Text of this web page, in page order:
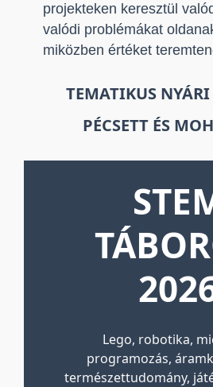
projekteken keresztül
valódi problémákat
miközben értéket
TEMATIKUS
PÉCSETT ÉS
Lego, robotika,
programozás,
természettudomány,